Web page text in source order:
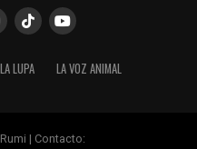
LUPA LA VOZ ANIMAL
| Contacto: